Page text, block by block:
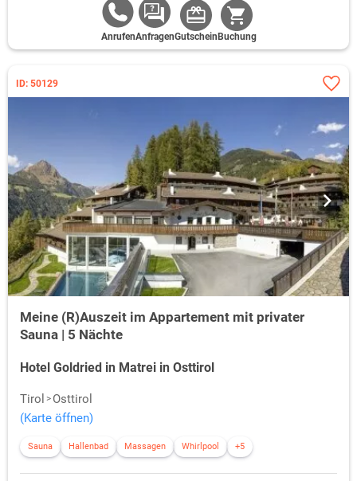
AnrufenAnfragenGutschein Buchung
ID: 50129
Meine (R)Auszeit im Appartement mit privater
Sauna | 5 Nächte
Hotel Goldried in Matrei in Osttirol
Tirol
Osttirol
(Karte öffnen)
Sauna Hallenbad Massagen Whirlpool +5